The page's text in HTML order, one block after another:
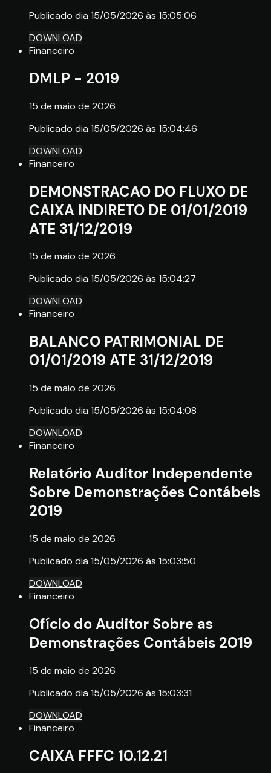
Publicado dia 15/05/2026 às 15:05:06
DOWNLOAD
Financeiro
DMLP - 2019
15 de maio de 2026
Publicado dia 15/05/2026 às 15:04:46
DOWNLOAD
Financeiro
DEMONSTRACAO DO FLUXO DE
CAIXA INDIRETO DE 01/01/2019
ATE 31/12/2019
15 de maio de 2026
Publicado dia 15/05/2026 às 15:04:27
DOWNLOAD
Financeiro
BALANCO PATRIMONIAL DE
01/01/2019 ATE 31/12/2019
15 de maio de 2026
Publicado dia 15/05/2026 às 15:04:08
DOWNLOAD
Financeiro
Relatório Auditor Independente
Sobre Demonstrações Contábeis
2019
15 de maio de 2026
Publicado dia 15/05/2026 às 15:03:50
DOWNLOAD
Financeiro
Ofício do Auditor Sobre as
Demonstrações Contábeis 2019
15 de maio de 2026
Publicado dia 15/05/2026 às 15:03:31
DOWNLOAD
Financeiro
CAIXA FFFC 10.12.21